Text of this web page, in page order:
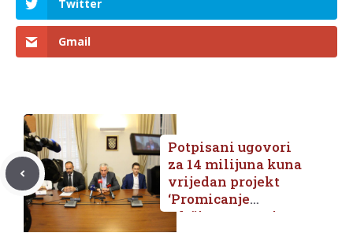
Twitter
Gmail
Potpisani ugovori
za 14 milijuna kuna
vrijedan projekt
‘Promicanje
održivog razvoja
prirodne baštine